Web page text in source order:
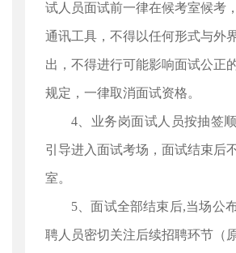
试人员面试前一律在候考室候考
通讯工具，不得以任何形式与外
出，不得进行可能影响面试公正
规定，一律取消面试资格。
4、业务岗面试人员按抽签
引导进入面试考场，面试结束后
室。
5、面试全部结束后,当场公
聘人员密切关注后续招聘环节（